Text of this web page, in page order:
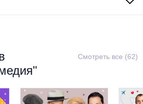
Смотреть все (62)